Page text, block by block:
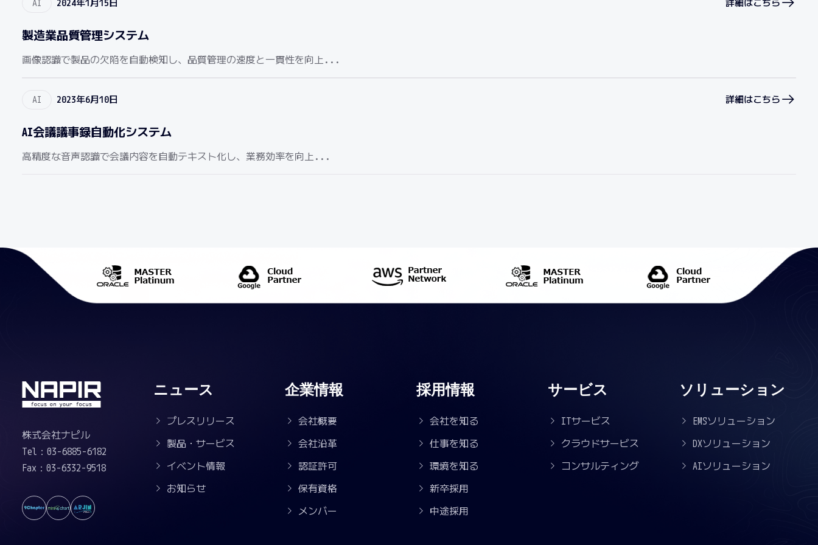
AI 2024年1月15日 詳細はこちら
製造業品質管理システム
画像認識で製品の欠陥を自動検知し、品質管理の速度と一貫性を向上...
AI 2023年6月10日 詳細はこちら
AI会議議事録自動化システム
高精度な音声認識で会議内容を自動テキスト化し、業務効率を向上...
株式会社ナピル
Tel：03-6885-6182
Fax：03-6332-9518
ニュース
プレスリリース
製品・サービス
イベント情報
お知らせ
企業情報
会社概要
会社沿革
認証許可
保有資格
メンバー
採用情報
会社を知る
仕事を知る
環境を知る
新卒採用
中途採用
サービス
ITサービス
クラウドサービス
コンサルティング
ソリューション
EMSソリューション
DXソリューション
AIソリューション